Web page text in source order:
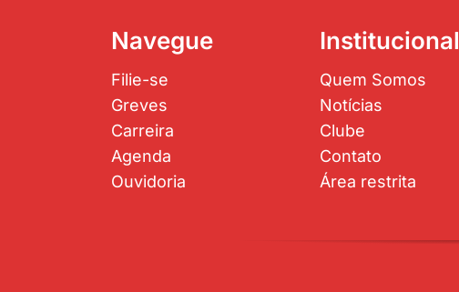
Navegue
Filie-se
Greves
Carreira
Agenda
Ouvidoria
Institucional
Quem Somos
Notícias
Clube
Contato
Área restrita